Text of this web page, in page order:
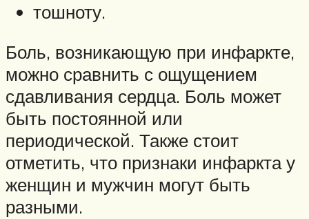
тошноту.
Боль, возникающую при инфаркте,
можно сравнить с ощущением
сдавливания сердца. Боль может
быть постоянной или
периодической. Также стоит
отметить, что признаки инфаркта у
женщин и мужчин могут быть
разными.